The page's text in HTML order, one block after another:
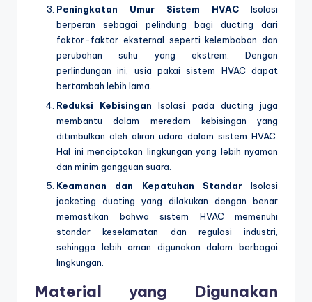
Peningkatan Umur Sistem HVAC Isolasi
berperan sebagai pelindung bagi ducting dari
faktor-faktor eksternal seperti kelembaban dan
perubahan suhu yang ekstrem. Dengan
perlindungan ini, usia pakai sistem HVAC dapat
bertambah lebih lama.
Reduksi Kebisingan Isolasi pada ducting juga
membantu dalam meredam kebisingan yang
ditimbulkan oleh aliran udara dalam sistem HVAC.
Hal ini menciptakan lingkungan yang lebih nyaman
dan minim gangguan suara.
Keamanan dan Kepatuhan StandarIsolasi
jacketing ducting yang dilakukan dengan benar
memastikan bahwa sistem HVAC memenuhi
standar keselamatan dan regulasi industri,
sehingga lebih aman digunakan dalam berbagai
lingkungan.
Material yang Digunakan